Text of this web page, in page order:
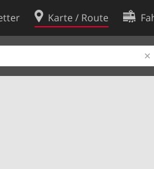
Karte / Route